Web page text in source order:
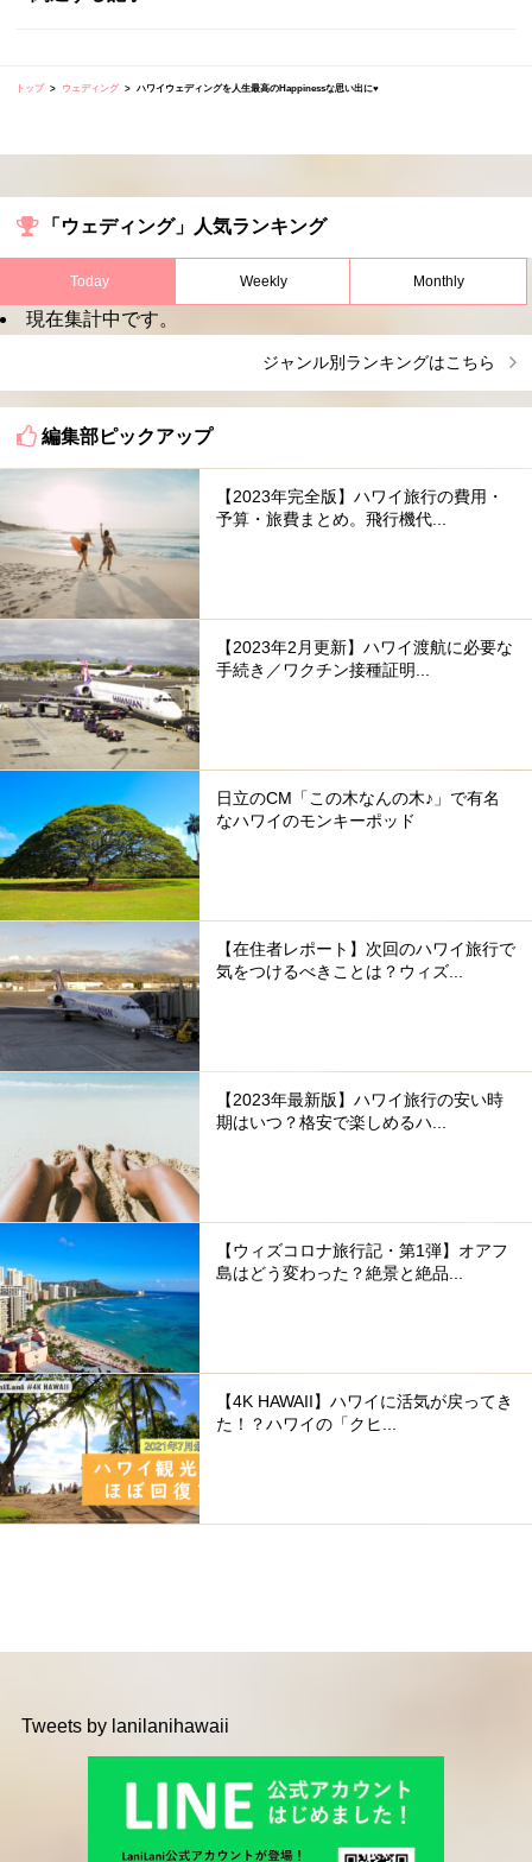
トップ ウェディング ハワイウェディングを人生最高のHappinessな思い出に♥
「ウェディング」人気ランキング
Today Weekly Monthly
現在集計中です。
ジャンル別ランキングはこちら
編集部ピックアップ
【2023年完全版】ハワイ旅行の費用・
予算・旅費まとめ。飛行機代...
【2023年2月更新】ハワイ渡航に必要な
手続き／ワクチン接種証明...
日立のCM「この木なんの木♪」で有名
なハワイのモンキーポッド
【在住者レポート】次回のハワイ旅行で
気をつけるべきことは？ウィズ...
【2023年最新版】ハワイ旅行の安い時
期はいつ？格安で楽しめるハ...
【ウィズコロナ旅行記・第1弾】オアフ
島はどう変わった？絶景と絶品...
【4K HAWAII】ハワイに活気が戻ってき
た！？ハワイの「クヒ...
Tweets by lanilanihawaii